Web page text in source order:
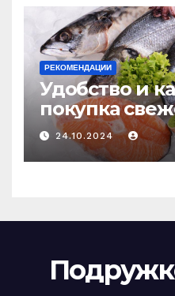
РЕКОМЕНДАЦИИ
Удобство и
покупка
рыбы онлайн
24.10.2024